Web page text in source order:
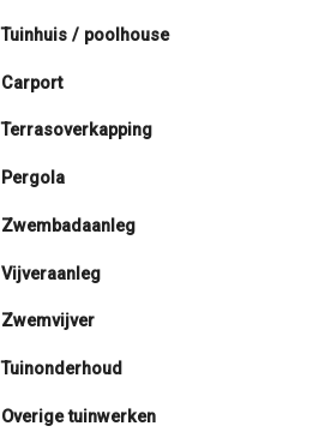
Tuinhuis / poolhouse
Carport
Terrasoverkapping
Pergola
Zwembadaanleg
Vijveraanleg
Zwemvijver
Tuinonderhoud
Overige tuinwerken